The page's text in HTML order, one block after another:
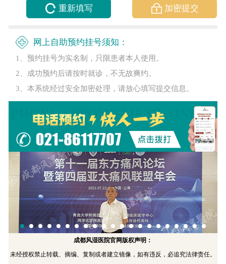
网上自助预约挂号须知：
1、预约挂号为实名制，只限患者本人使用。
2、成功预约后请按时就诊，不无故爽约。
3、本系统经过安全加密处理，请放心填写提交信息。
成都风湿医院官网版权声明：
未经授权禁止转载、摘编、复制或者建立镜像，如有违反，必追究法律责任。